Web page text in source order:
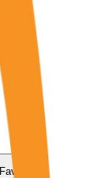
Favoritos